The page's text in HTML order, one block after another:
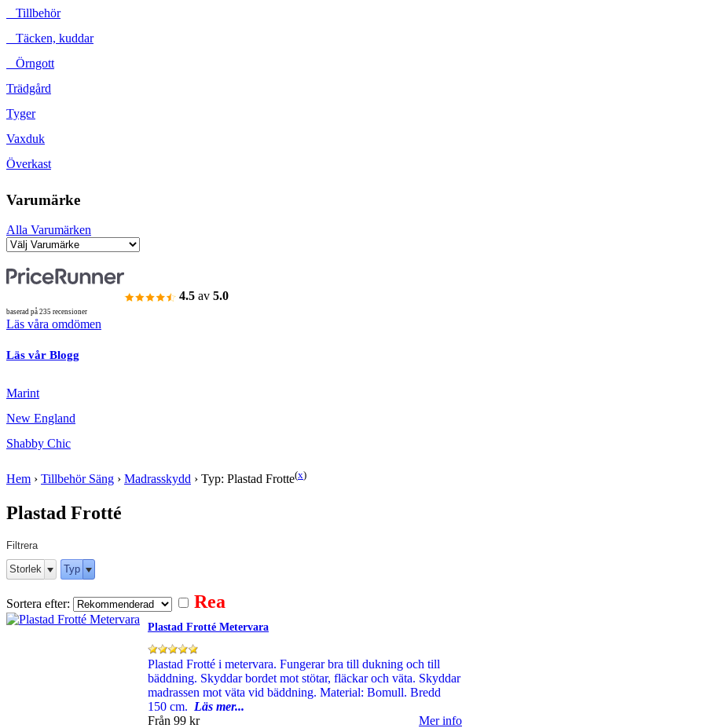
Tillbehör
Täcken, kuddar
Örngott
Trädgård
Tyger
Vaxduk
Överkast
Varumärke
Alla Varumärken
4.5 av 5.0
baserad på 235 recensioner
Läs våra omdömen
Läs vår Blogg
Marint
New England
Shabby Chic
Hem › Tillbehör Säng › Madrasskydd › Typ: Plastad Frotte(x)
Plastad Frotté
Filtrera
Storlek
Typ
Sortera efter: Rea
Plastad Frotté Metervara
Plastad Frotté i metervara. Fungerar bra till dukning och till
bäddning. Skyddar bordet mot stötar, fläckar och väta. Skyddar
madrassen mot väta vid bäddning. Material: Bomull. Bredd
150 cm. Läs mer...
Från 99 kr Mer info